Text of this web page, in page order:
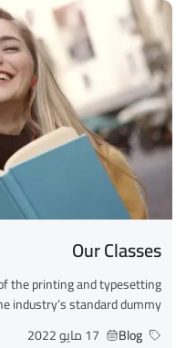
Our Classes
the printing and typesetting
industry’s standard dummy...
Blog
17 مايو 2022